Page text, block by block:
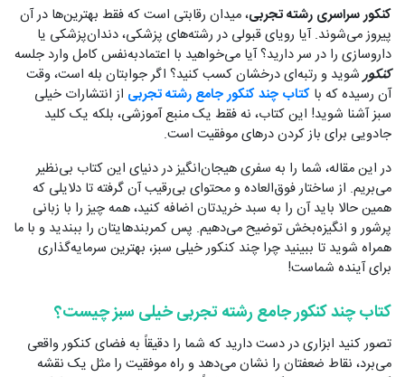
کنکور سراسری رشته تجربی، میدان رقابتی است که فقط بهترین‌ها در آن
پیروز می‌شوند. آیا رویای قبولی در رشته‌های پزشکی، دندان‌پزشکی یا
داروسازی را در سر دارید؟ آیا می‌خواهید با اعتمادبه‌نفس کامل وارد جلسه
کنکورشوید و رتبه‌ای درخشان کسب کنید؟ اگر جوابتان بله است، وقت
آن رسیده که با کتاب چند کنکور جامع رشته تجربی از انتشارات خیلی
سبز آشنا شوید! این کتاب، نه فقط یک منبع آموزشی، بلکه یک کلید
جادویی برای باز کردن درهای موفقیت است.
در این مقاله، شما را به سفری هیجان‌انگیز در دنیای این کتاب بی‌نظیر
می‌بریم. از ساختار فوق‌العاده و محتوای بی‌رقیب آن گرفته تا دلایلی که
همین حالا باید آن را به سبد خریدتان اضافه کنید، همه چیز را با زبانی
پرشور و انگیزه‌بخش توضیح می‌دهیم. پس کمربندهایتان را ببندید و با ما
همراه شوید تا ببینید چرا چند کنکور خیلی سبز، بهترین سرمایه‌گذاری
برای آینده شماست!
کتاب چند کنکور جامع رشته تجربی خیلی سبز چیست؟
تصور کنید ابزاری در دست دارید که شما را دقیقاً به فضای کنکور واقعی
می‌برد، نقاط ضعفتان را نشان می‌دهد و راه موفقیت را مثل یک نقشه